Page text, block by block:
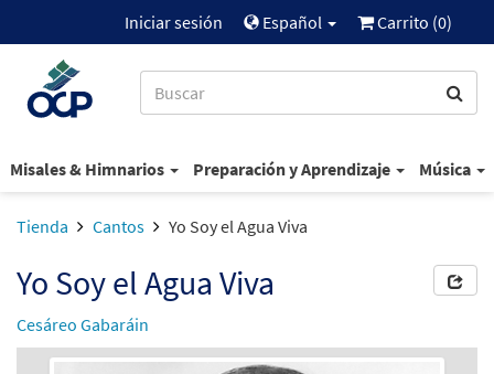
Iniciar sesión Español Carrito (0)
Misales & Himnarios Preparación y Aprendizaje Música
Tienda Cantos Yo Soy el Agua Viva
Yo Soy el Agua Viva
Cesáreo Gabaráin